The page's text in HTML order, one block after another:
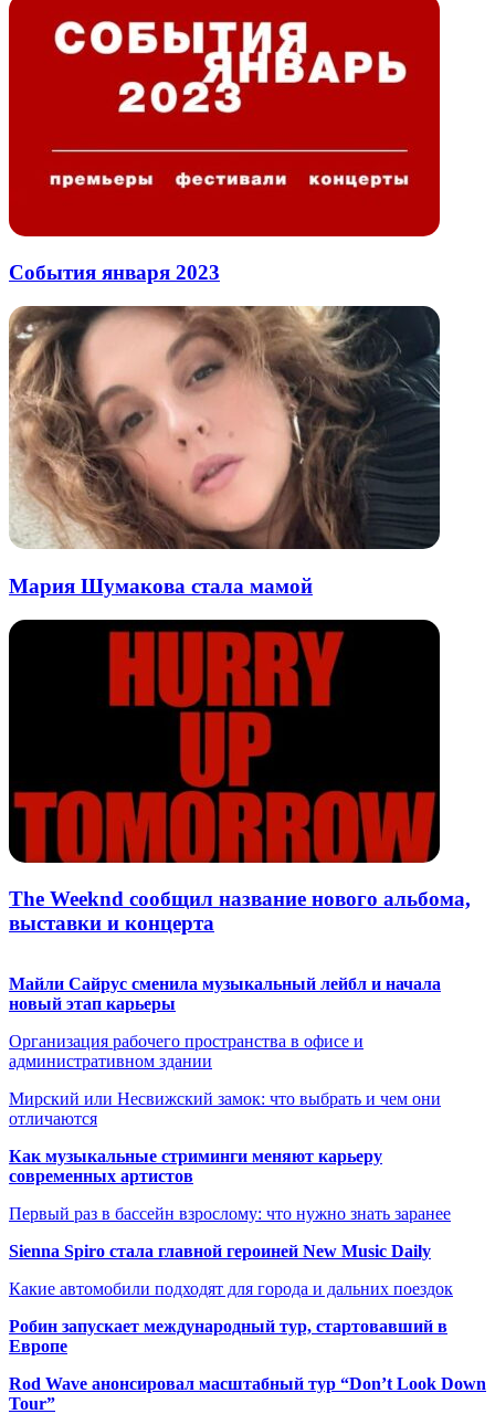
События января 2023
Мария Шумакова стала мамой
The Weeknd сообщил название нового альбома,
выставки и концерта
Майли Сайрус сменила музыкальный лейбл и начала
новый этап карьеры
Организация рабочего пространства в офисе и
административном здании
Мирский или Несвижский замок: что выбрать и чем они
отличаются
Как музыкальные стриминги меняют карьеру
современных артистов
Первый раз в бассейн взрослому: что нужно знать заранее
Sienna Spiro стала главной героиней New Music Daily
Какие автомобили подходят для города и дальних поездок
Робин запускает международный тур, стартовавший в
Европе
Rod Wave анонсировал масштабный тур “Don’t Look Down
Tour”